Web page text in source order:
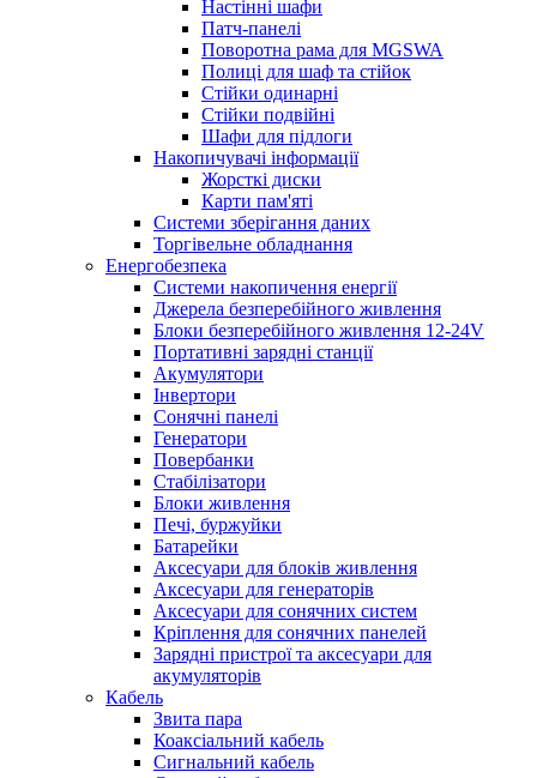
Настінні шафи
Патч-панелі
Поворотна рама для MGSWA
Полиці для шаф та стійок
Стійки одинарні
Стійки подвійні
Шафи для підлоги
Накопичувачі інформації
Жорсткі диски
Карти пам'яті
Системи зберігання даних
Торгівельне обладнання
Енергобезпека
Системи накопичення енергії
Джерела безперебійного живлення
Блоки безперебійного живлення 12-24V
Портативні зарядні станції
Акумулятори
Інвертори
Сонячні панелі
Генератори
Повербанки
Стабілізатори
Блоки живлення
Печі, буржуйки
Батарейки
Аксесуари для блоків живлення
Аксесуари для генераторів
Аксесуари для сонячних систем
Кріплення для сонячних панелей
Зарядні пристрої та аксесуари для
акумуляторів
Кабель
Звита пара
Коаксіальний кабель
Сигнальний кабель